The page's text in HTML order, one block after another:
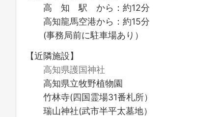
高 知 駅 から：約12分
高知龍馬空港から：約15分
(事務局前に駐車場あり）
【近隣施設】
高知県護国神社
高知県立牧野植物園
竹林寺(四国霊場31番札所）
瑞山神社(武市半平太墓地）